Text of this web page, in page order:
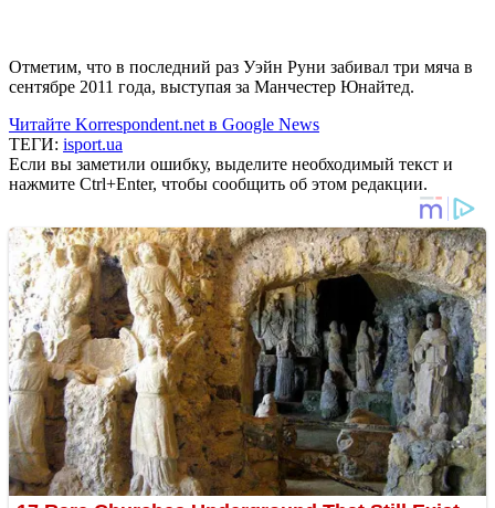
Отметим, что в последний раз Уэйн Руни забивал три мяча в
сентябре 2011 года, выступая за Манчестер Юнайтед.
Читайте Korrespondent.net в Google News
ТЕГИ: isport.ua
Если вы заметили ошибку, выделите необходимый текст и
нажмите Ctrl+Enter, чтобы сообщить об этом редакции.